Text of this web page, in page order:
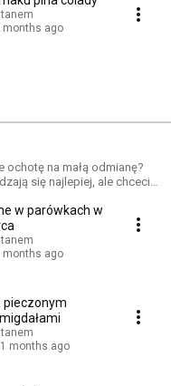
months ago
ochotę na małą odmianę?
się najlepiej, ale chcecie
w parówkach w
months ago
pieczonym
months ago